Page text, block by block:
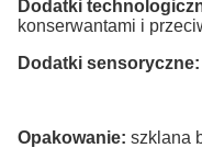
Dodatki
konserwantami i
Dodatki sensoryczne:
Opakowanie: szklana